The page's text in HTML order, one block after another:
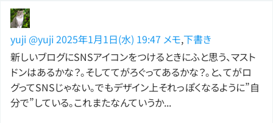
yuji @yuji2025年1月1日(水) 19:47 メモ,下書き
新しいブログにSNSアイコンをつけるときにふと思う、マスト
ドンはあるかな？。そしててがろぐってあるかな？。と、てがロ
グってSNSじゃない。でもデザイン上それっぽくなるように”自
分で”している。これまたなんていうか...